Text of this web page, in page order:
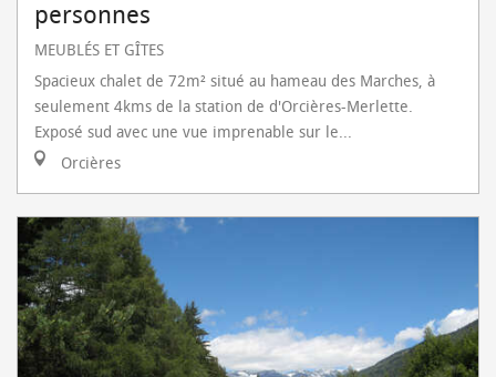
personnes
MEUBLÉS ET GÎTES
Spacieux chalet de 72m² situé au hameau des Marches, à
seulement 4kms de la station de d'Orcières-Merlette.
Exposé sud avec une vue imprenable sur le...
Orcières